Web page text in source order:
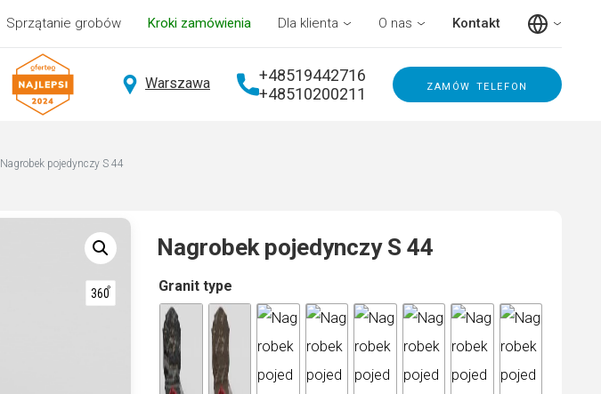
Sprzątanie grobów Kroki zamówienia Dla klienta O nas Kontakt
Warszawa
+48519442716
+48510200211
zamów telefon
Nagrobek pojedynczy S 44
Nagrobek pojedynczy S 44
Granit type
A
lt
e
n
a